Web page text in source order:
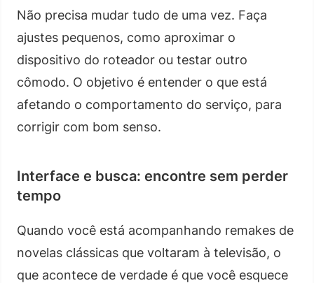
Não precisa mudar tudo de uma vez. Faça
ajustes pequenos, como aproximar o
dispositivo do roteador ou testar outro
cômodo. O objetivo é entender o que está
afetando o comportamento do serviço, para
corrigir com bom senso.
Interface e busca: encontre sem perder
tempo
Quando você está acompanhando remakes de
novelas clássicas que voltaram à televisão, o
que acontece de verdade é que você esquece